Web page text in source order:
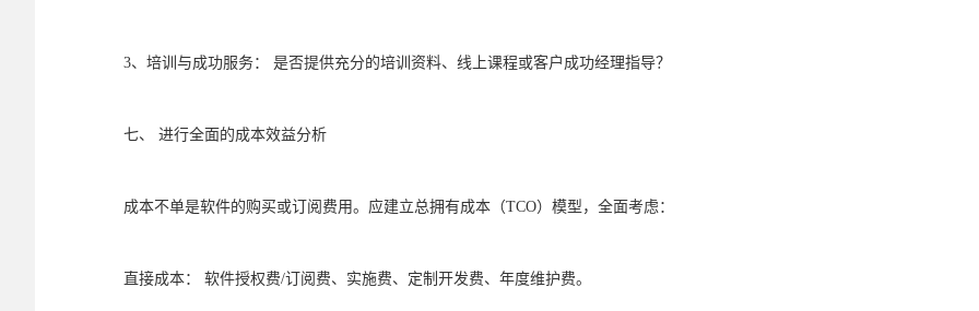
3、培训与成功服务： 是否提供充分的培训资料、线上课程或客户成功经理指导？
七、 进行全面的成本效益分析
成本不单是软件的购买或订阅费用。应建立总拥有成本（TCO）模型，全面考虑：
直接成本： 软件授权费/订阅费、实施费、定制开发费、年度维护费。